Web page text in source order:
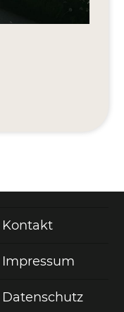
Fußzeile
Kontakt
Impressum
Datenschutz